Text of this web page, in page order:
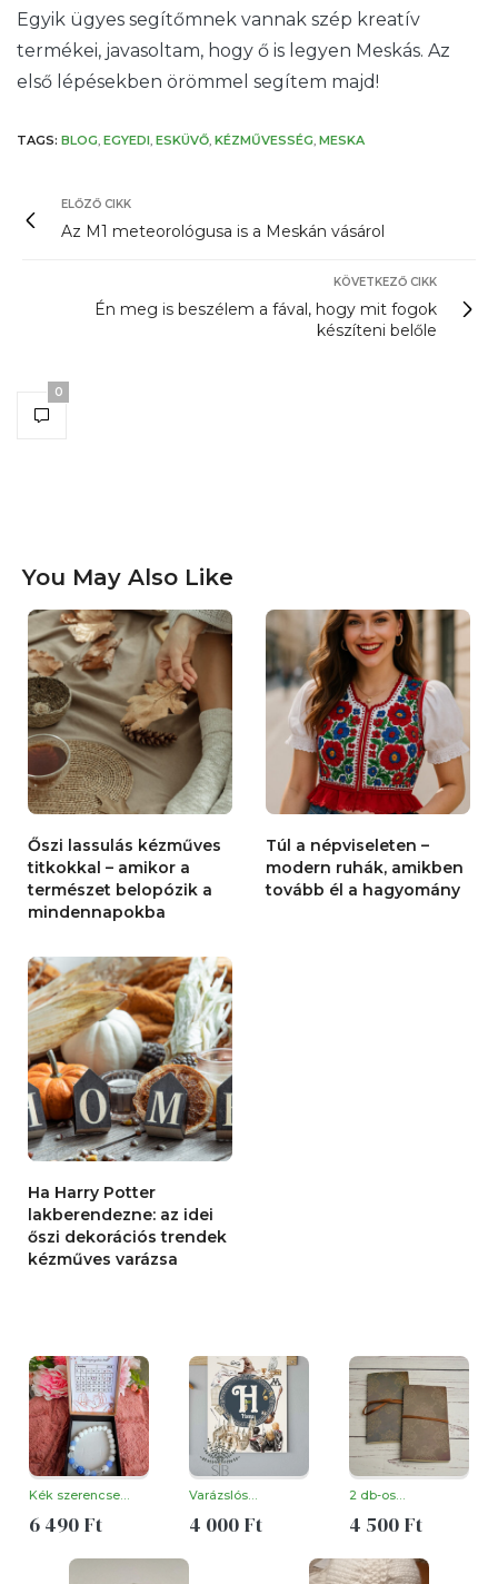
Egyik ügyes segítőmnek vannak szép kreatív
termékei, javasoltam, hogy ő is legyen Meskás. Az
első lépésekben örömmel segítem majd!
TAGS: BLOG EGYEDI ESKÜVŐ KÉZMŰVESSÉG MESKA
ELŐZŐ CIKK
Az M1 meteorológusa is a Meskán vásárol
KÖVETKEZŐ CIKK
Én meg is beszélem a fával, hogy mit fogok
készíteni belőle
0
You May Also Like
Őszi lassulás kézműves
titkokkal – amikor a
természet belopózik a
mindennapokba
Túl a népviseleten –
modern ruhák, amikben
tovább él a hagyomány
Ha Harry Potter
lakberendezne: az idei
őszi dekorációs trendek
kézműves varázsa